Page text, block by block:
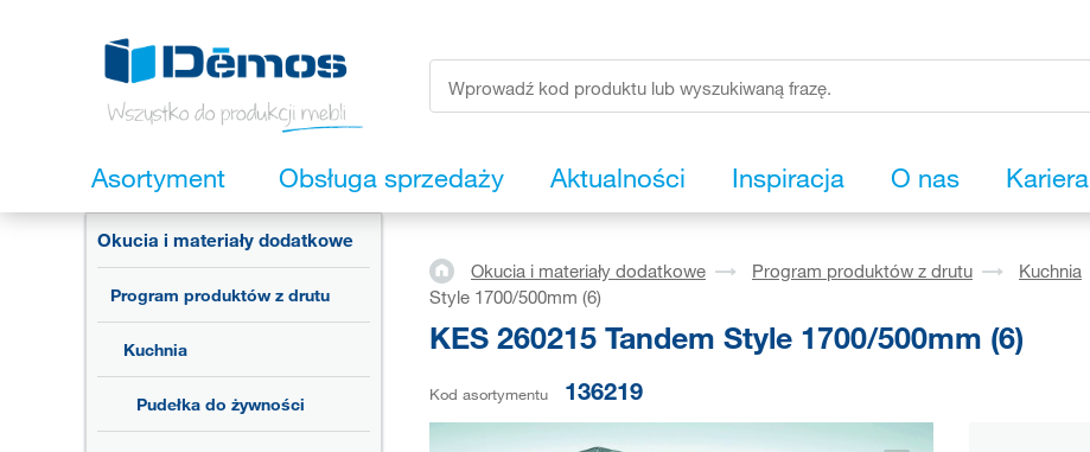
Asortyment Obsługa sprzedaży Aktualności Inspiracja O nas Kariera
Okucia i materiały dodatkowe
Program produktów z drutu
Kuchnia
Pudełka do żywności
Okucia i materiały dodatkowe Program produktów z drutu Kuchnia
Style 1700/500mm (6)
KES 260215 Tandem Style 1700/500mm (6)
Kod asortymentu 136219